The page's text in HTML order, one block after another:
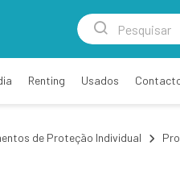
Renting Usados
de Proteção Individual